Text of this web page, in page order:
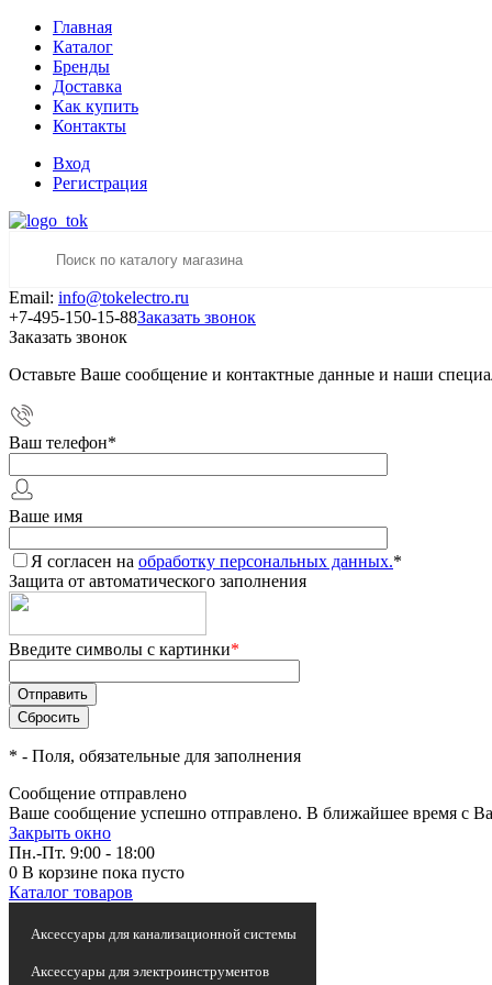
Главная
Каталог
Бренды
Доставка
Как купить
Контакты
Вход
Регистрация
Email: info@tokelectro.ru
+7-495-150-15-88Заказать звонок
Заказать звонок
Оставьте Ваше сообщение и контактные данные и наши
Ваш телефон*
Ваше имя
Я согласен на обработку персональных данных.*
Защита от автоматического заполнения
Введите символы с картинки*
* - Поля, обязательные для заполнения
Сообщение отправлено
Ваше сообщение успешно отправлено. В ближайшее время с
Закрыть окно
Пн.-Пт. 9:00 - 18:00
0 В корзине пока пусто
Каталог товаров
Аксессуары для канализационной системы
Аксессуары для электроинструментов